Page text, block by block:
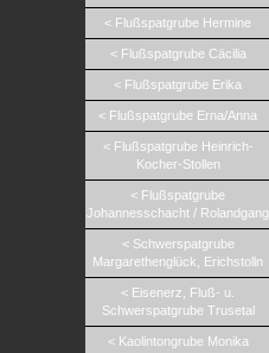
< Flußspatgrube Hermine
< Flußspatgrube Cäcilia
< Flußspatgrube Erika
< Flußspatgrube Erna/Anna
< Flußspatgrube Heinrich-
Kocher-Stollen
< Flußspatgrube
Johannesschacht / Rolandgang
< Schwerspatgrube
Margarethenglück, Erichstolln
< Eisenerz, Fluß- u.
Schwerspatgrube Trusetal
< Kaolintongrube Monika